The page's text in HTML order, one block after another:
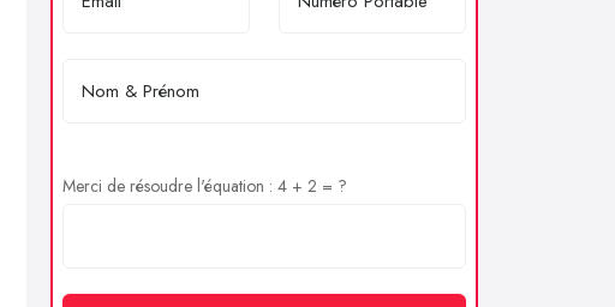
Merci de résoudre l'équation : 4 + 2 = ?